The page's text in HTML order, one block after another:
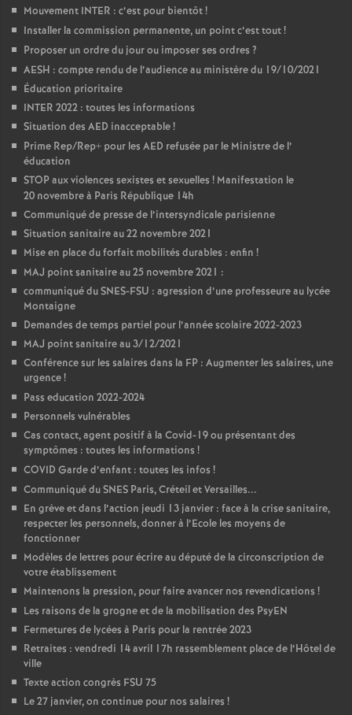
é
O
l
é
a
n
s
T
u
r
s
Mouvement INTER : c’est pour bientôt!
Installer la commission permanente, un point c’est tout!
Proposer un ordre du jour ou imposer ses ordres ?
AESH : compte rendu de l’audience au ministère du 19/10/2021
Éducation prioritaire
INTER 2022 : toutes les informations
Situation des AED inacceptable!
Prime Rep/Rep+ pour les AED refusée par le Ministre de l’
éducation
STOP aux violences sexistes et sexuelles ! Manifestation le
20 novembre à Paris République 14h
Communiqué de presse de l’intersyndicale parisienne
Situation sanitaire au 22 novembre 2021
Mise en place du forfait mobilités durables : enfin !
MAJ point sanitaire au 25 novembre 2021 :
communiqué du SNES-FSU : agression d’une professeure au lycée
Montaigne
Demandes de temps partiel pour l’année scolaire 2022-2023
MAJ point sanitaire au 3/12/2021
Conférence sur les salaires dans la FP : Augmenter les salaires, une
urgence!
Pass education 2022-2024
Personnels vulnérables
Cas contact, agent positif à la Covid-19 ou présentant des
symptômes : toutes les informations !
COVID Garde d’enfant : toutes les infos !
Communiqué du SNES Paris, Créteil et Versailles...
En grève et dans l’action jeudi 13 janvier : face à la crise sanitaire,
respecter les personnels, donner à l’Ecole les moyens de
fonctionner
Modèles de lettres pour écrire au député de la circonscription de
votre établissement
Maintenons la pression, pour faire avancer nos revendications !
Les raisons de la grogne et de la mobilisation des PsyEN
Fermetures de lycées à Paris pour la rentrée 2023
Retraites : vendredi 14 avril 17h rassemblement place de l’Hôtel de
ville
Texte action congrès FSU 75
Le 27 janvier, on continue pour nos salaires !